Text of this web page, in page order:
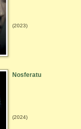
(2023)
Nosferatu
(2024)